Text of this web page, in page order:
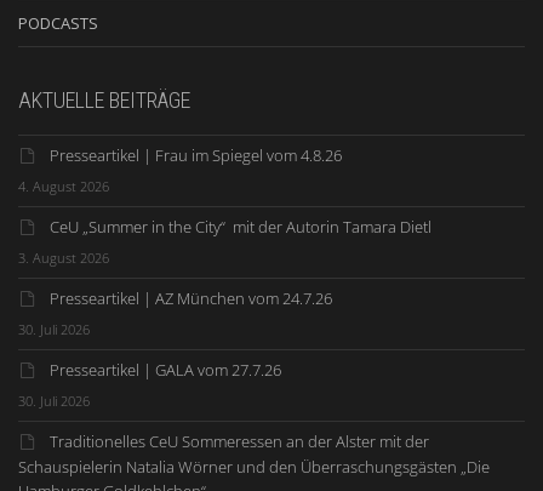
PODCASTS
AKTUELLE BEITRÄGE
Presseartikel | Frau im Spiegel vom 4.8.26
4. August 2026
CeU „Summer in the City“ mit der Autorin Tamara Dietl
3. August 2026
Presseartikel | AZ München vom 24.7.26
30. Juli 2026
Presseartikel | GALA vom 27.7.26
30. Juli 2026
Traditionelles CeU Sommeressen an der Alster mit der
Schauspielerin Natalia Wörner und den Überraschungsgästen „Die